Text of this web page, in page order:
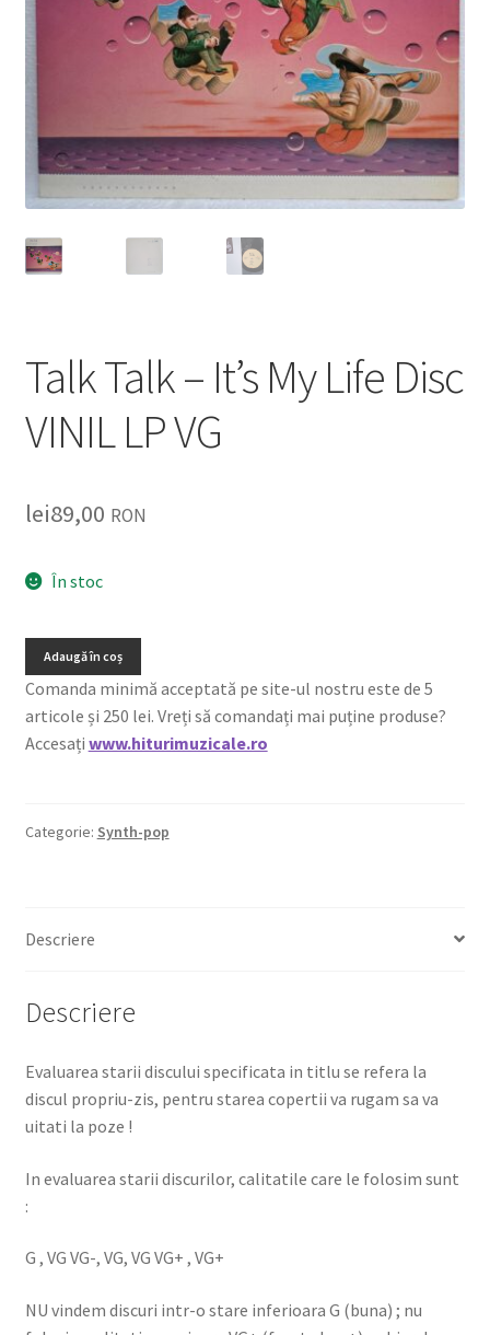
Contul meu
lei0,00
Talk Talk – It’s My Life Disc
VINIL LP VG
lei89,00 RON
În stoc
Adaugă în coș
Comanda minimă acceptată pe site-ul nostru este de 5
articole și 250 lei. Vreți să comandați mai puține produse?
Accesați www.hiturimuzicale.ro
Categorie: Synth-pop
Descriere
Descriere
Evaluarea starii discului specificata in titlu se refera la
discul propriu-zis, pentru starea copertii va rugam sa va
uitati la poze !
In evaluarea starii discurilor, calitatile care le folosim sunt
:
G , VG VG-, VG, VG VG+ , VG+
NU vindem discuri intr-o stare inferioara G (buna) ; nu